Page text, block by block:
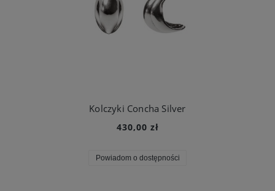
Kolczyki Concha Silver
430,00 zł
Powiadom o dostępności